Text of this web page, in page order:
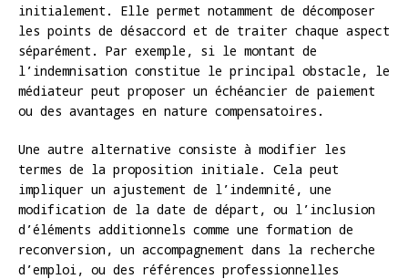
initialement. Elle permet notamment de décomposer
les points de désaccord et de traiter chaque aspect
séparément. Par exemple, si le montant de
l’indemnisation constitue le principal obstacle, le
médiateur peut proposer un échéancier de paiement
ou des avantages en nature compensatoires.
Une autre alternative consiste à modifier les
termes de la proposition initiale. Cela peut
impliquer un ajustement de l’indemnité, une
modification de la date de départ, ou l’inclusion
d’éléments additionnels comme une formation de
reconversion, un accompagnement dans la recherche
d’emploi, ou des références professionnelles